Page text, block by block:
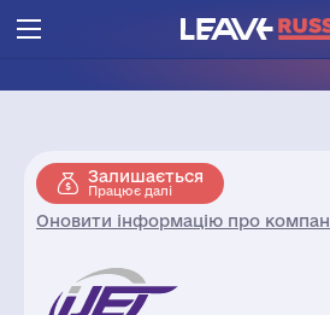
Залишається
Працює далі
Оновити інформацію про